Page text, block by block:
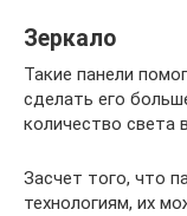
Зеркало
Такие панели
сделать его
количество света
Засчет того, что
технологиям, их